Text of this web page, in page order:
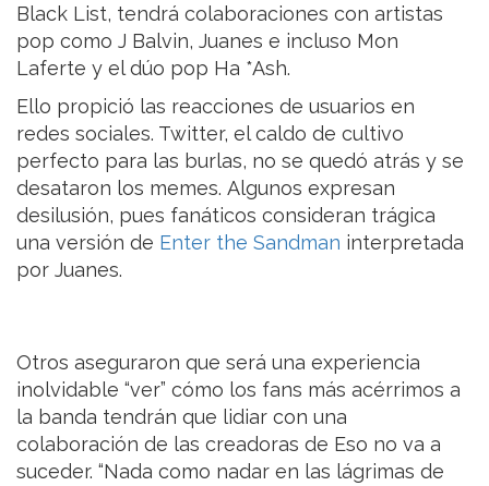
Black List, tendrá colaboraciones con artistas
pop como J Balvin, Juanes e incluso Mon
Laferte y el dúo pop Ha *Ash.
Ello propició las reacciones de usuarios en
redes sociales. Twitter, el caldo de cultivo
perfecto para las burlas, no se quedó atrás y se
desataron los memes. Algunos expresan
desilusión, pues fanáticos consideran trágica
una versión de Enter the Sandman interpretada
por Juanes.
Otros aseguraron que será una experiencia
inolvidable “ver” cómo los fans más acérrimos a
la banda tendrán que lidiar con una
colaboración de las creadoras de Eso no va a
suceder. “Nada como nadar en las lágrimas de